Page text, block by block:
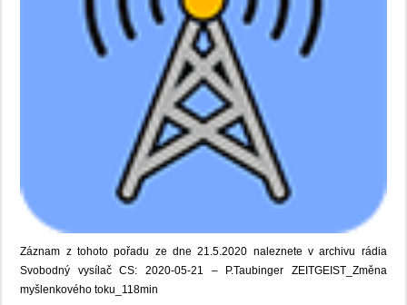
Záznam z tohoto pořadu ze dne 21.5.2020 naleznete v archivu rádia
Svobodný vysílač CS: 2020-05-21 – P.Taubinger ZEITGEIST_Změna
myšlenkového toku_118min